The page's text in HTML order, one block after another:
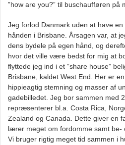
”how are you?” til buschaufføren på
Jeg forlod Danmark uden at have
hånden i Brisbane. Årsagen var, at
dens bydele på egen hånd, og
hvor det ville være bedst for mig at
flyttede jeg ind i et ”share house”
Brisbane, kaldet West End. Her er
hippieagtig stemning og masser af
gadebilledet. Jeg bor sammen med
repræsenterer bl.a. Costa Rica,
Zealand og Canada. Dette giver en
lærer meget om fordomme samt be-
Vi bruger rigtig meget tid sammen i